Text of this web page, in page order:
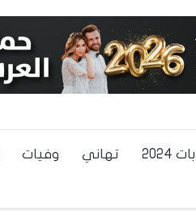
2024 تهاني وفيات